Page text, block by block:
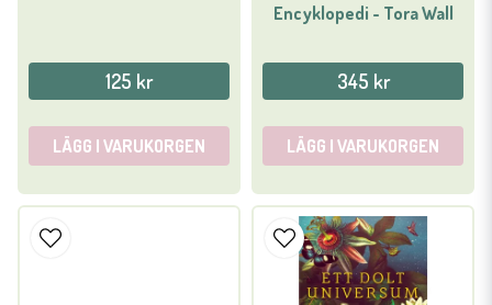
125 kr
LÄGG I VARUKORGEN
Encyklopedi - Tora Wall
345 kr
LÄGG I VARUKORGEN